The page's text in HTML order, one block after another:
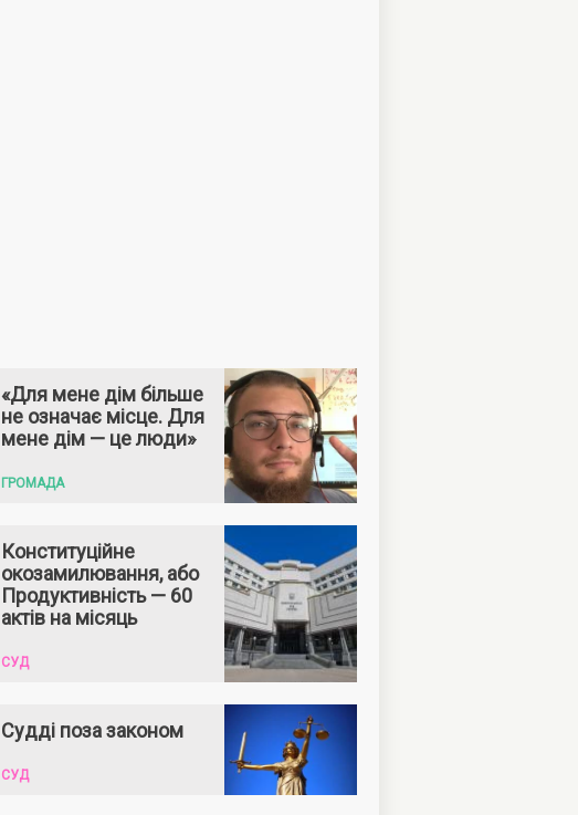
«Для мене дім більше
не означає місце. Для
мене дім — це люди»
ГРОМАДА
Конституційне
окозамилювання, або
Продуктивність — 60
актів на місяць
СУД
Судді поза законом
СУД